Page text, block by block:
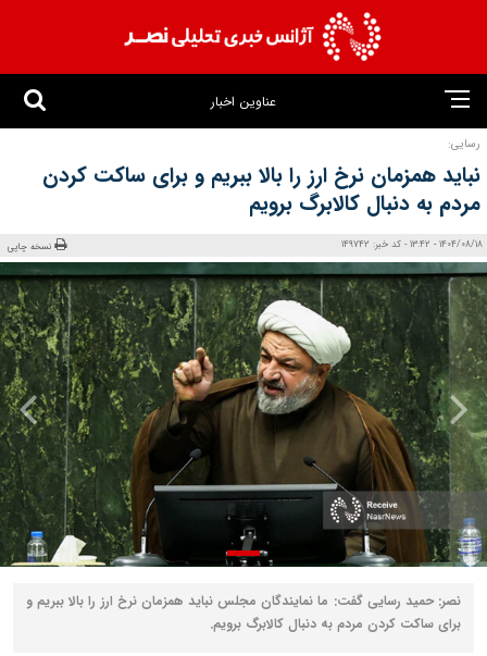
عناوین اخبار
رسایی:
نباید همزمان نرخ ارز را بالا ببریم و برای ساکت کردن
مردم به‌ دنبال کالابرگ برویم
1404/08/18 - 13:42 - کد خبر: 149742 نسخه چاپی
نصر: حمید رسایی گفت: ما نمایندگان مجلس نباید همزمان نرخ ارز را بالا ببریم و
برای ساکت کردن مردم به‌ دنبال کالابرگ برویم.